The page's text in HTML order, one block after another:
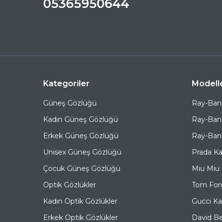
05365950644
Kategoriler
Güneş Gözlüğü
Kadın Güneş Gözlüğü
Erkek Güneş Gözlüğü
Unisex Güneş Gözlüğü
Çocuk Güneş Gözlüğü
Optik Gözlükler
Kadın Optik Gözlükler
Erkek Optik Gözlükler
Ray-
Ray-
Ray-
Prada
Miu Miu
Tom
Gucci
David